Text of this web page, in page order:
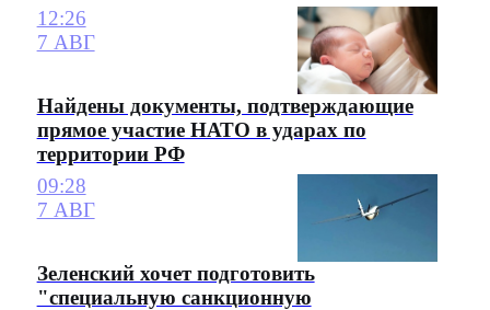
12:26
7 АВГ
Найдены документы, подтверждающие
прямое участие НАТО в ударах по
территории РФ
09:28
7 АВГ
Зеленский хочет подготовить
"специальную санкционную